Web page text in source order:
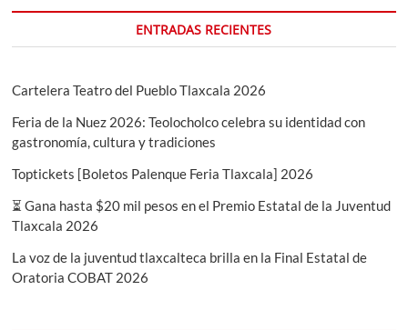
ENTRADAS RECIENTES
Cartelera Teatro del Pueblo Tlaxcala 2026
Feria de la Nuez 2026: Teolocholco celebra su identidad con
gastronomía, cultura y tradiciones
Toptickets [Boletos Palenque Feria Tlaxcala] 2026
⏳ Gana hasta $20 mil pesos en el Premio Estatal de la Juventud
Tlaxcala 2026
La voz de la juventud tlaxcalteca brilla en la Final Estatal de
Oratoria COBAT 2026